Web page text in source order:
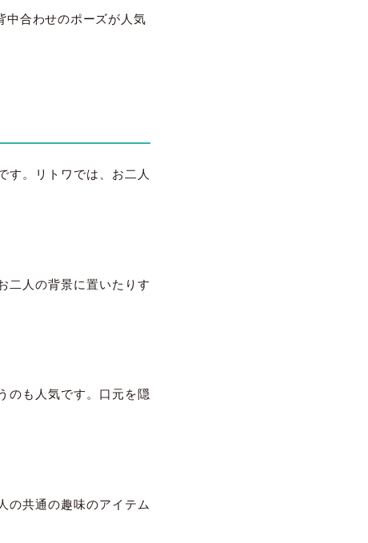
中合わせのポーズが人気
す。リトワでは、お二人
二人の背景に置いたりす
のも人気です。口元を隠
の共通の趣味のアイテム